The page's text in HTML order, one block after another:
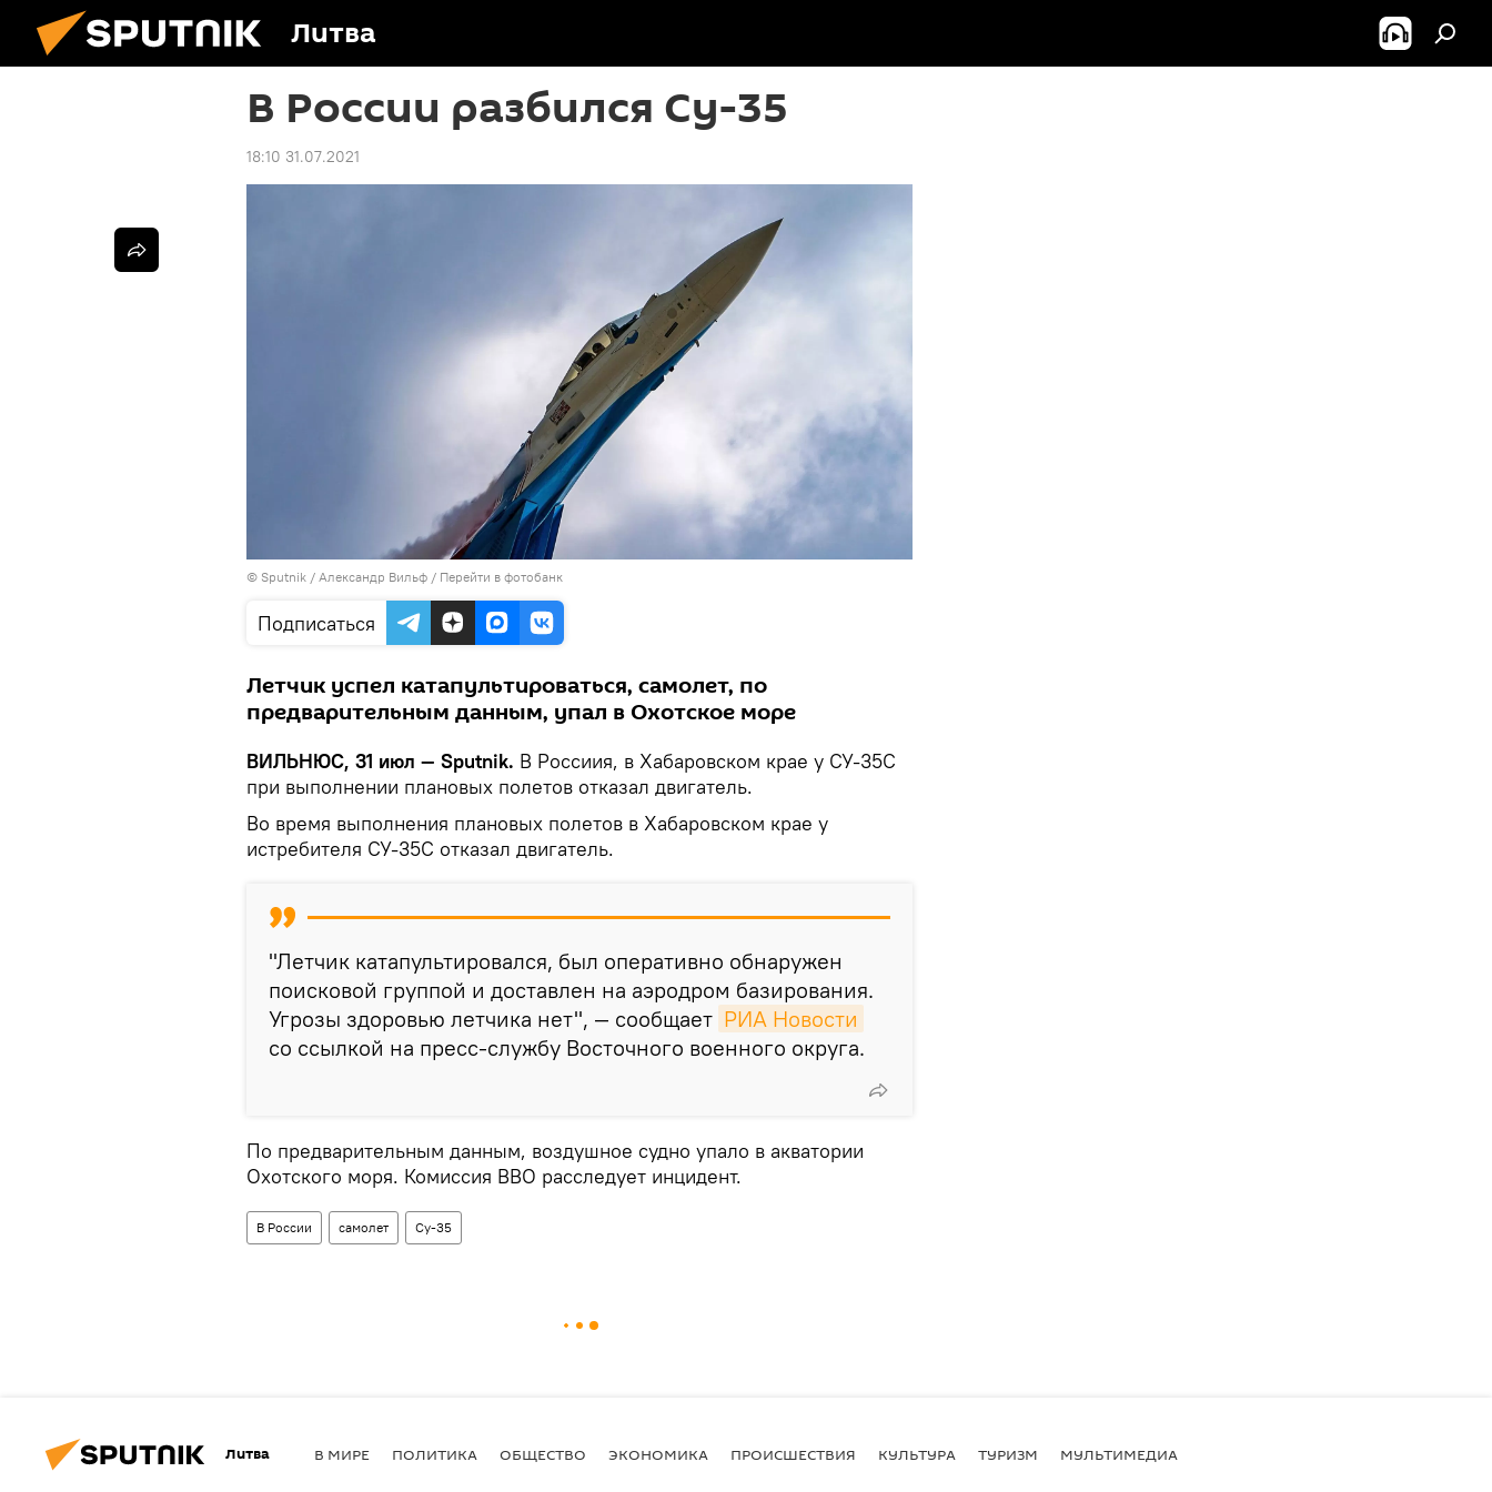
Литва
В России разбился Су-35
18:10 31.07.2021
© Sputnik / Александр Вильф / Перейти в фотобанк
Подписаться
Летчик успел катапультироваться, самолет, по
предварительным данным, упал в Охотское море
ВИЛЬНЮС, 31 июл — Sputnik. В Россиия, в Хабаровском крае у СУ-35С
при выполнении плановых полетов отказал двигатель.
Во время выполнения плановых полетов в Хабаровском крае у
истребителя СУ-35С отказал двигатель.
"Летчик катапультировался, был оперативно обнаружен
поисковой группой и доставлен на аэродром базирования.
Угрозы здоровью летчика нет", — сообщает РИА Новости
со ссылкой на пресс-службу Восточного военного округа.
По предварительным данным, воздушное судно упало в акватории
Охотского моря. Комиссия ВВО расследует инцидент.
В России самолет Су-35
Литва В МИРЕ ПОЛИТИКА ОБЩЕСТВО ЭКОНОМИКА ПРОИСШЕСТВИЯ КУЛЬТУРА ТУРИЗМ МУЛЬТИМЕДИА